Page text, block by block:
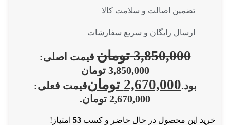
تضمین اصالت و سلامت کالا
ارسال رایگان و سریع سفارشات
3,850,000 تومان قیمت اصلی:
3,850,000 تومان
بود.2,670,000 تومانقیمت فعلی:
2,670,000 تومان.
خرید این محصول در حال حاضر و کسب 53 امتیاز!